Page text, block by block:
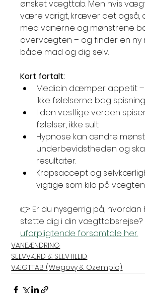
ønsket vægttab. Men hvis
være varigt, kræver det også,
med vanerne og mønstrene
overvægten – og finder en ny
både mad og dig selv.
Kort fortalt:
Medicin dæmper appetit
ikke følelserne bag
I den vestlige verden
følelser, ikke sult.
Hypnose kan ændre
underbevidstheden og
resultater.
Kropsaccept og
vigtige som kilo på vægten.
👉 Er du nysgerrig på, hvordan
støtte dig i din vægttabsrejse?
uforpligtende forsamtale her.
VANEÆNDRING
SELVVÆRD & SELVTILLID
VÆGTTAB (Wegovy & Ozempic)